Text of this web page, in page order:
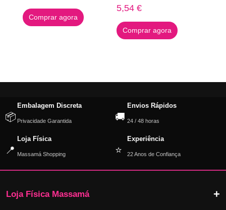
Comprar agora
5,54€
Comprar agora
📦
Embalagem Discreta
Privacidade Garantida 🚚
Envios Rápidos
24 / 48 horas
📍
Loja Física
Massamá Shopping ⭐
Experiência
22 Anos de Confiança
Loja Física Massamá